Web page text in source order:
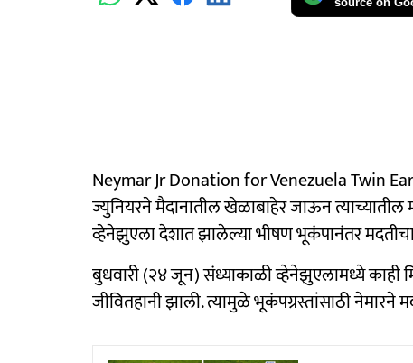
Neymar Jr Donation for Venezuela Twin
ज्युनियरने मैदानातील खेळाबाहेर जाऊन
व्हेनेझुएला देशात झालेल्या भीषण भूकंपानंतर
बुधवारी (२४ जून) संध्याकाळी व्हेनेझुएलामध्ये काही
जीवितहानी झाली. त्यामुळे भूकंपग्रस्तांसाठी नेमारने